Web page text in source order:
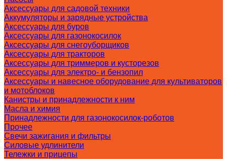
Аксессуары для садовой техники
Аккумуляторы и зарядные устройства
Аксессуары для буров
Аксессуары для газонокосилок
Аксессуары для снегоуборщиков
Аксессуары для тракторов
Аксессуары для триммеров и кусторезов
Аксессуары для электро- и бензопил
Аксессуары и навесное оборудование для культиваторов
и мотоблоков
Канистры и принадлежности к ним
Масла и химия
Принадлежности для газонокосилок-роботов
Прочее
Свечи зажигания и фильтры
Силовые удлинители
Тележки и прицепы